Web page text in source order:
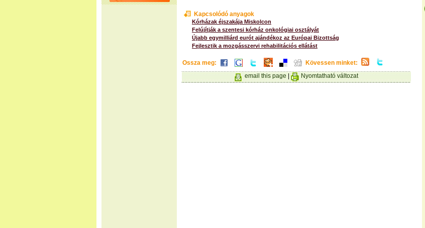
Kapcsolódó anyagok
Kórházak éjszakája Miskolcon
Felújítják a szentesi kórház onkológiai osztályát
Újabb egymilliárd eurót ajándékoz az Európai Bizottság
Fejlesztik a mozgásszervi rehabilitációs ellátást
Ossza meg:
Kövessen minket:
email this page
Nyomtatható változat